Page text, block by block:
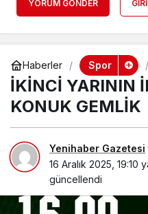
YORUM GÖNDER
Haberler Spor
İKİNCİ YARININ
KONUK GEMLİK
Yenihaber Gazetesi
16 Aralık 2025, 19:10
güncellendi